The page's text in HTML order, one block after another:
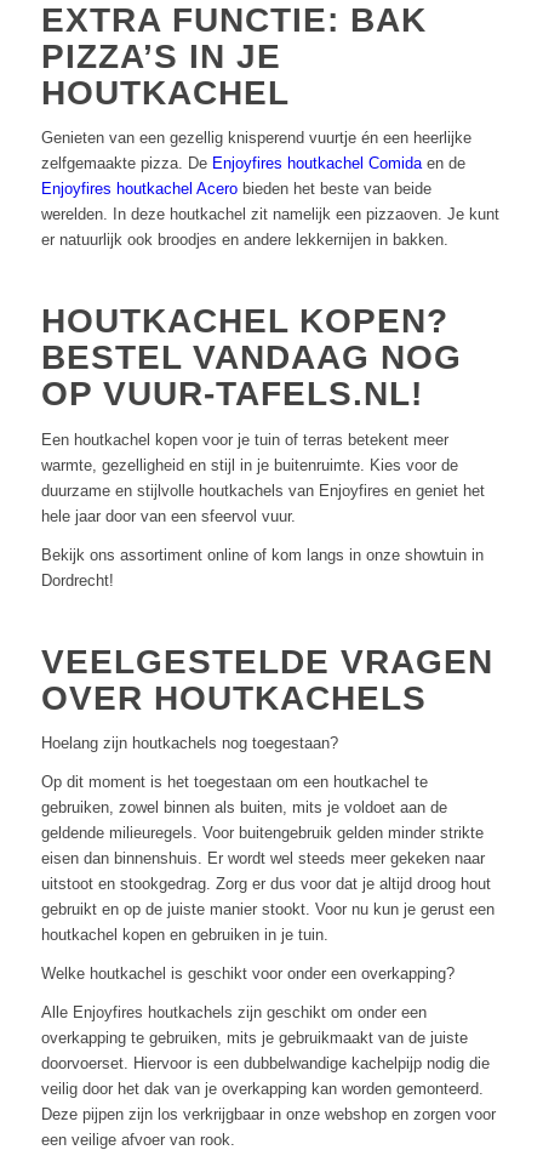
EXTRA FUNCTIE: BAK
PIZZA’S IN JE
HOUTKACHEL
Genieten van een gezellig knisperend vuurtje én een heerlijke
zelfgemaakte pizza. De Enjoyfires houtkachel Comidaen de
Enjoyfires houtkachel Acerobieden het beste van beide
werelden. In deze houtkachel zit namelijk een pizzaoven. Je kunt
er natuurlijk ook broodjes en andere lekkernijen in bakken.
HOUTKACHEL KOPEN?
BESTEL VANDAAG NOG
OP VUUR-TAFELS.NL!
Een houtkachel kopen voor je tuin of terras betekent meer
warmte, gezelligheid en stijl in je buitenruimte. Kies voor de
duurzame en stijlvolle houtkachels van Enjoyfires en geniet het
hele jaar door van een sfeervol vuur.
Bekijk ons assortiment online of kom langs in onze showtuin in
Dordrecht!
VEELGESTELDE VRAGEN
OVER HOUTKACHELS
Hoelang zijn houtkachels nog toegestaan?
Op dit moment is het toegestaan om een houtkachel te
gebruiken, zowel binnen als buiten, mits je voldoet aan de
geldende milieuregels. Voor buitengebruik gelden minder strikte
eisen dan binnenshuis. Er wordt wel steeds meer gekeken naar
uitstoot en stookgedrag. Zorg er dus voor dat je altijd droog hout
gebruikt en op de juiste manier stookt. Voor nu kun je gerust een
houtkachel kopen en gebruiken in je tuin.
Welke houtkachel is geschikt voor onder een overkapping?
Alle Enjoyfires houtkachels zijn geschikt om onder een
overkapping te gebruiken, mits je gebruikmaakt van de juiste
doorvoerset. Hiervoor is een dubbelwandige kachelpijp nodig die
veilig door het dak van je overkapping kan worden gemonteerd.
Deze pijpen zijn los verkrijgbaar in onze webshop en zorgen voor
een veilige afvoer van rook.